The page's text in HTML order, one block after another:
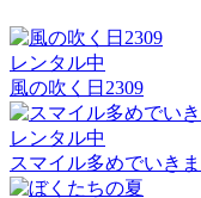
レンタル中
風の吹く日2309
レンタル中
スマイル多めでいき